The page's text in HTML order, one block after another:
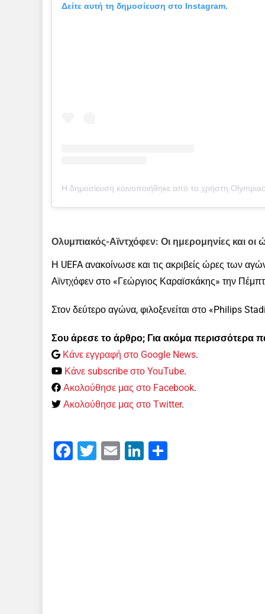
Δείτε αυτή τη δημοσίευση στο Instagram.
Ολυμπιακός-Αϊντχόφεν: Οι ημερομηνίες και
Η UEFA ανακοίνωσε και τις ακριβείς ώρες των
Αϊντχόφεν στο «Γεώργιος Καραϊσκάκης» την
Στον δεύτερο αγώνα, φιλοξενείται στο «Philips
Σου άρεσε το άρθρο; Για ακόμα περισσότερα
Κάνε εγγραφή στο Google News.
Κάνε subscribe στο YouTube.
Ακολούθησε μας στο Facebook.
Ακολούθησε μας στο Twitter.
Facebook
Twitter Email LinkedIn